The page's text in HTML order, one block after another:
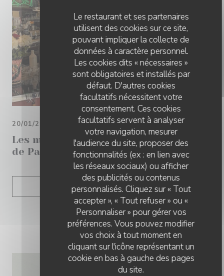
Le restaurant et ses partenaires
utilisent des cookies sur ce site,
pouvant impliquer la collecte de
données à caractère personnel.
Les cookies dits « nécessaires »
sont obligatoires et installés par
défaut. D'autres cookies
facultatifs nécessitent votre
consentement. Ces cookies
facultatifs servent à analyser
votre navigation, mesurer
l'audience du site, proposer des
fonctionnalités (ex : en lien avec
les réseaux sociaux) ou afficher
des publicités ou contenus
personnalisés. Cliquez sur « Tout
accepter », « Tout refuser » ou «
Personnaliser » pour gérer vos
préférences. Vous pouvez modifier
vos choix à tout moment en
cliquant sur l'icône représentant un
cookie en bas à gauche des pages
du site.
Les meilleurs restaurants branchés
de Paris
20/01/2026
LIRE L'ARTICLE((OUVRE UNE NOUVELLE